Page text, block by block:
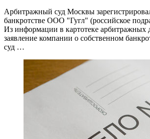
Арбитражный суд Москвы
банкротстве ООО "Гугл" (российское
Из информации в картотеке арбитражных
заявление компании о собственном
суд …